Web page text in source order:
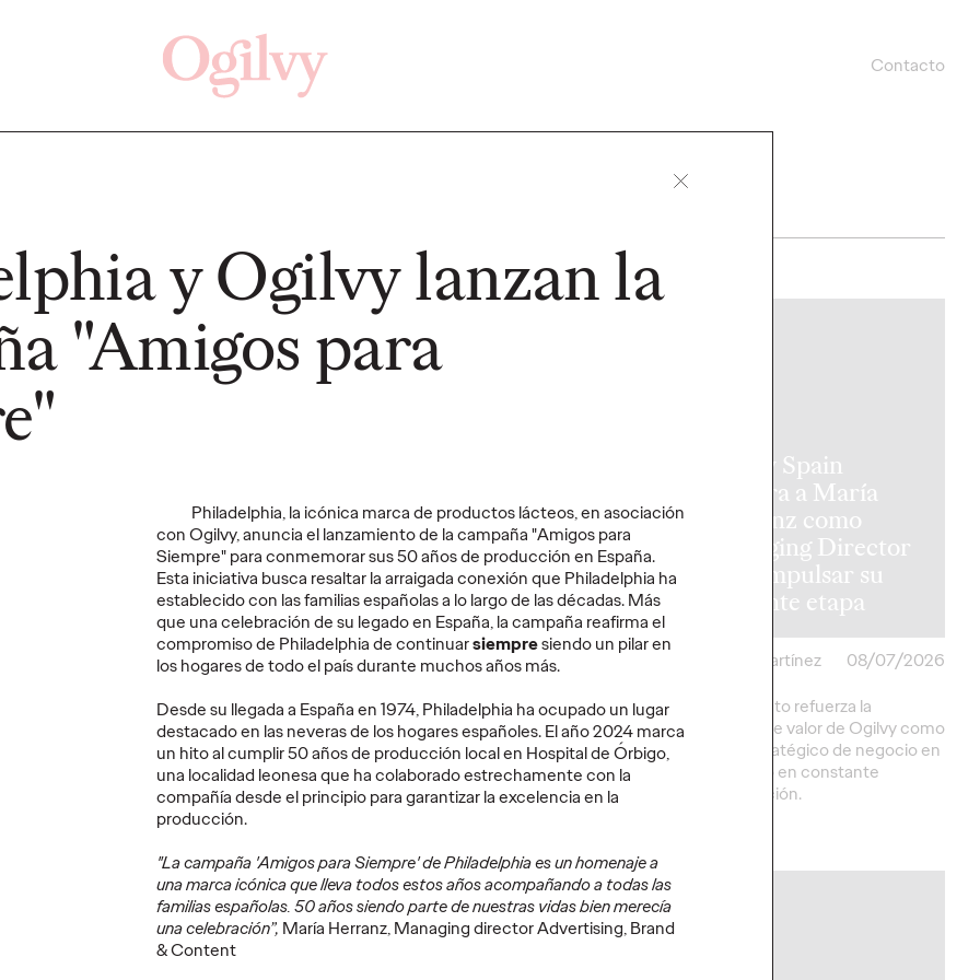
Contacto
y Ogilvy lanzan la
"Amigos para
Philadelphia, la icónica marca de productos lácteos, en asociación
con Ogilvy, anuncia el lanzamiento de la campaña "Amigos para
Siempre" para conmemorar sus 50 años de producción en España.
Esta iniciativa busca resaltar la arraigada conexión que Philadelphia ha
establecido con las familias españolas a lo largo de las décadas. Más
que una celebración de su legado en España, la campaña reafirma el
compromiso de Philadelphia de continuarsiempresiendo un pilar en
los hogares de todo el país durante muchos años más.
Desde su llegada a España en 1974, Philadelphia ha ocupado un lugar
destacado en las neveras de los hogares españoles. El año 2024 marca
un hito al cumplir 50 años de producción local en Hospital de Órbigo,
una localidad leonesa que ha colaborado estrechamente con la
compañía desde el principio para garantizar la excelencia en la
producción.
"La campaña 'Amigos para Siempre' de Philadelphia es un homenaje a
una marca icónica que lleva todos estos años acompañando a todas las
familias españolas. 50 años siendo parte de nuestras vidas bien merecía
una celebración”, María Herranz, Managing director Advertising, Brand
& Content
Click here
PRESS
incorpora a Ogilvy
Spain como
Associate Creative
Director
Christian Martínez
21/07/2026
Canhisares se incorpora al equipo
creativo de la compañía para
formar dupla con Leonardo
Marçal, que promociona a
Associate Creative Director.
PRESS
gira adaptada para
personas con
movilidad reducida
de la historia
Christian Martínez
16/07/2026
La marca adapta un Volkswagen
Caravelle para que El Langui y su
banda puedan desplazarse a sus
conciertos sin barreras de
accesibilidad.
Ogilvy Spain
nombra a María
Herranz como
Managing Director
para impulsar su
siguiente etapa
Christian Martínez
08/07/2026
El movimiento refuerza la
propuesta de valor de Ogilvy como
partner estratégico de negocio en
un mercado en constante
transformación.
PRESS PRESS